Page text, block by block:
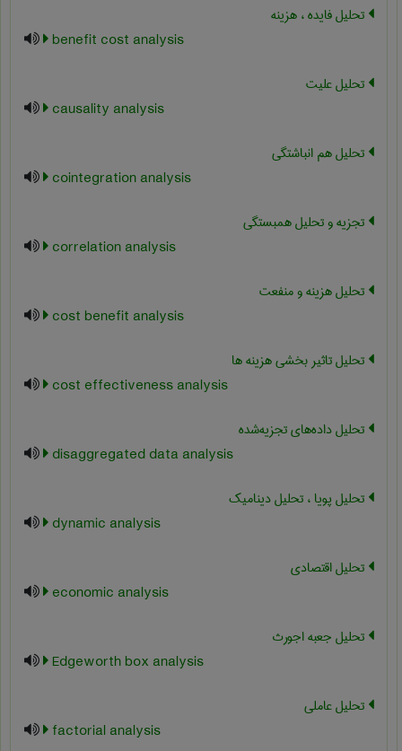
تحلیل فایده ، هزینه
benefit cost analysis
تحلیل علیت
causality analysis
تحلیل هم انباشتگی
cointegration analysis
تجزیه و تحلیل همبستگی
correlation analysis
تحلیل هزینه و منفعت
cost benefit analysis
تحلیل تاثیر بخشی هزینه ها
cost effectiveness analysis
تحلیل داده‌های تجزیه‌شده
disaggregated data analysis
تحلیل پویا ، تحلیل دینامیک
dynamic analysis
تحلیل اقتصادی
economic analysis
تحلیل جعبه اجورث
Edgeworth box analysis
تحلیل عاملی
factorial analysis